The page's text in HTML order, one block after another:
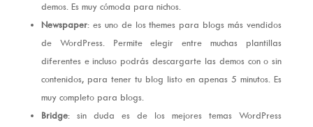
demos. Es muy cómoda para nichos.
Newspaper: es uno de los themes para blogs más vendidos
de WordPress. Permite elegir entre muchas plantillas
diferentes e incluso podrás descargarte las demos con o sin
contenidos, para tener tu blog listo en apenas 5 minutos. Es
muy completo para blogs.
Bridge: sin duda es de los mejores temas WordPress